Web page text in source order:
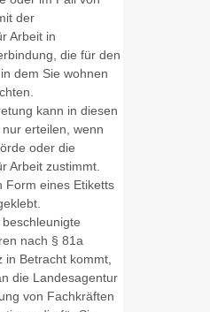
der
Arbeit in
die für den
dem Sie wohnen
kann in diesen
erteilen, wenn
oder die
Arbeit zustimmt.
Form eines Etiketts
nach § 81a
in Betracht kommt,
die Landesagentur
von Fachkräften